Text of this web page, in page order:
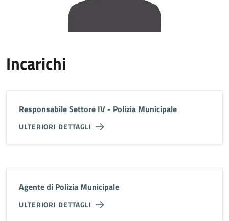
Incarichi
Responsabile Settore IV - Polizia Municipale
ULTERIORI DETTAGLI
Agente di Polizia Municipale
ULTERIORI DETTAGLI